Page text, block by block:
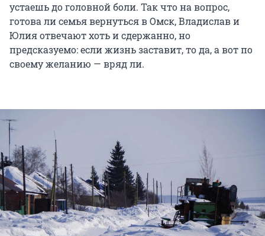
устаешь до головной боли. Так что на вопрос,
готова ли семья вернуться в Омск, Владислав и
Юлия отвечают хоть и сдержанно, но
предсказуемо: если жизнь заставит, то да, а вот по
своему желанию — вряд ли.